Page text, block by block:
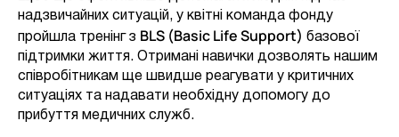
надзвичайних ситуацій, у квітні команда фонду
пройшла тренінг з BLS (Basic Life Support) базової
підтримки життя. Отримані навички дозволять нашим
співробітникам ще швидше реагувати у критичних
ситуаціях та надавати необхідну допомогу до
прибуття медичних служб.